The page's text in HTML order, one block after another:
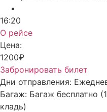
16:20
О рейсе
Цена:
1200₽
Забронировать билет
Дни отправления:
Багаж: Багаж бесплатно
кладь)